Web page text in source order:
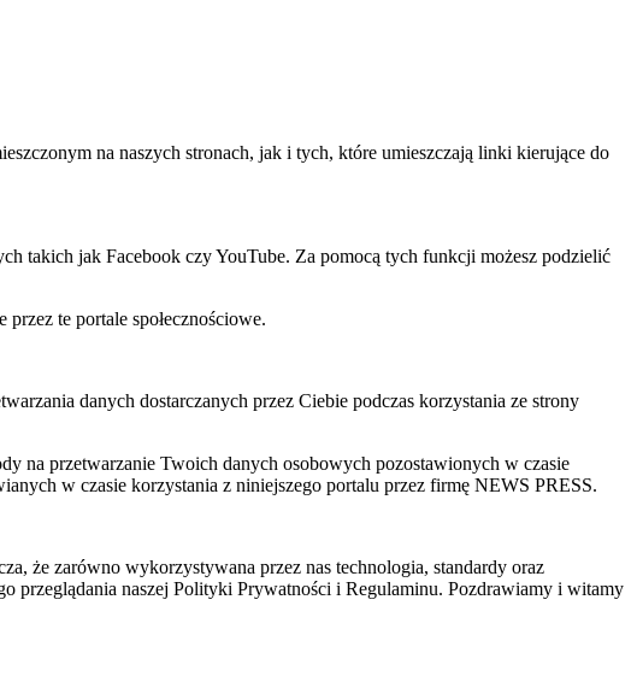
na naszych stronach, jak i tych, które umieszczają linki kierujące do
takich jak Facebook czy YouTube. Za pomocą tych funkcji możesz podzielić
te portale społecznościowe.
danych dostarczanych przez Ciebie podczas korzystania ze strony
na przetwarzanie Twoich danych osobowych pozostawionych w czasie
w czasie korzystania z niniejszego portalu przez firmę NEWS PRESS.
że zarówno wykorzystywana przez nas technologia, standardy oraz
przeglądania naszej Polityki Prywatności i Regulaminu. Pozdrawiamy i witamy